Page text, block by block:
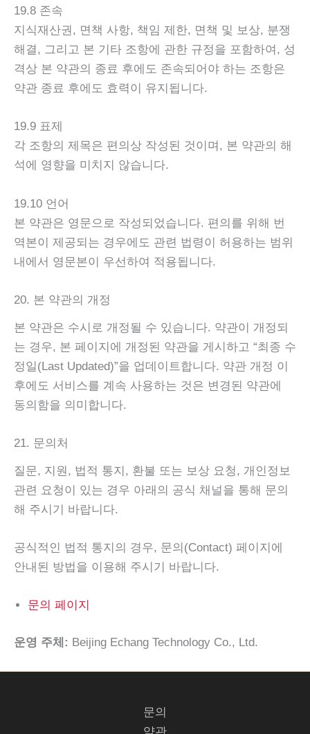
19.8 존속
지식재산권, 면책 사항, 책임 제한, 면책 및 보상, 분쟁
해결, 그리고 본 기타 조항에 관한 규정을 포함하여, 성
격상 본 약관의 종료 후에도 존속되어야 하는 조항은
약관 종료 후에도 효력이 유지됩니다.
19.9 표제
각 조항의 제목은 편의상 작성된 것이며, 본 약관의 해
석에 영향을 미치지 않습니다.
19.10 언어
본 약관은 영문으로 작성되었습니다. 편의를 위해 번
역본이 제공되는 경우에도 관련 법령이 허용하는 범위
내에서 영문본이 우선하여 적용됩니다.
20. 본 약관의 개정
본 약관은 수시로 개정될 수 있습니다. 약관이 개정되
는 경우, 본 페이지에 개정된 약관을 게시하고 “최종 수
정일(Last Updated)”을 업데이트합니다. 약관 개정 이
후에도 서비스를 계속 사용하는 것은 변경된 약관에
동의함을 의미합니다.
21. 문의처
질문, 지원, 법적 통지, 환불 또는 보상 요청, 개인정보
관련 요청이 있는 경우 아래의 공식 채널을 통해 문의
해 주시기 바랍니다.
공식적인 법적 통지의 경우, 문의(Contact) 페이지에
안내된 방법을 이용해 주시기 바랍니다.
문의 페이지
운영 주체: Beijing Echang Technology Co., Ltd.
문의